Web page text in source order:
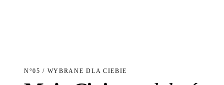
N°05 / WYBRANE DLA CIEBIE